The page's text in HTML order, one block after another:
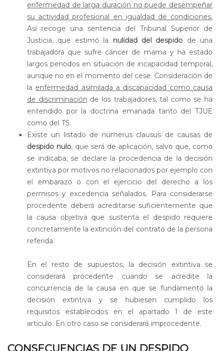
enfermedad de larga duración no puede desempeñar
su actividad profesional en igualdad de condiciones.
Así recoge una sentencia del Tribunal Superior de
Justicia, que estimó la nulidad del despido de una
trabajadora que sufre cáncer de mama y ha estado
largos periodos en situación de incapacidad temporal,
aunque no en el momento del cese. Consideración de
la enfermedad asimilada a discapacidad como causa
de discriminación de los trabajadores, tal como se ha
entendido por la doctrina emanada tanto del TJUE
como del TS.
Existe un listado de numerus clausus de causas de
despido nulo, que será de aplicación, salvo que, como
se indicaba, se declare la procedencia de la decisión
extintiva por motivos no relacionados por ejemplo con
el embarazo o con el ejercicio del derecho a los
permisos y excedencia señalados. Para considerarse
procedente deberá acreditarse suficientemente que
la causa objetiva que sustenta el despido requiere
concretamente la extinción del contrato de la persona
referida.
En el resto de supuestos, la decisión extintiva se
considerará procedente cuando se acredite la
concurrencia de la causa en que se fundamentó la
decisión extintiva y se hubiesen cumplido los
requisitos establecidos en el apartado 1 de este
artículo. En otro caso se considerará improcedente.
CONSECUENCIAS DE UN DESPIDO